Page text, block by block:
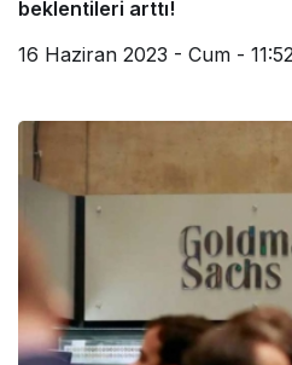
beklentileri arttı!
16 Haziran 2023 - Cum -